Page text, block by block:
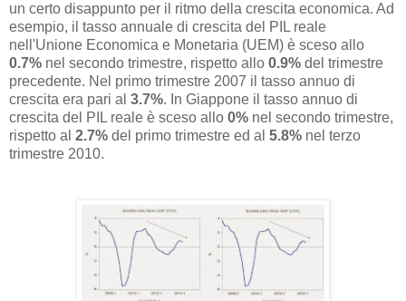
un certo disappunto per il ritmo della crescita economica. Ad
esempio, il tasso annuale di crescita del PIL reale
nell'Unione Economica e Monetaria (UEM) è sceso allo
0.7% nel secondo trimestre, rispetto allo 0.9% del trimestre
precedente. Nel primo trimestre 2007 il tasso annuo di
crescita era pari al 3.7%. In Giappone il tasso annuo di
crescita del PIL reale è sceso allo 0% nel secondo trimestre,
rispetto al 2.7% del primo trimestre ed al 5.8% nel terzo
trimestre 2010.